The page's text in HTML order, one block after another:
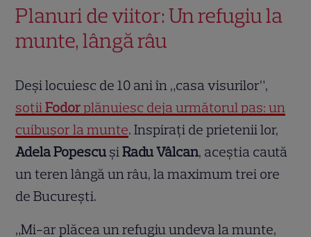
Planuri de viitor: Un refugiu la
munte, lângă râu
Deși locuiesc de 10 ani în „casa visurilor”,
soțiiFodorplănuiesc deja următorul pas: un
cuibușor la munte. Inspirați de prietenii lor,
Adela Popescu șiRadu Vâlcan, aceștia caută
un teren lângă un râu, la maximum trei ore
de București.
„Mi-ar plăcea un refugiu undeva la munte,